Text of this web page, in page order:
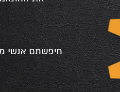
חיפשתם אנשי